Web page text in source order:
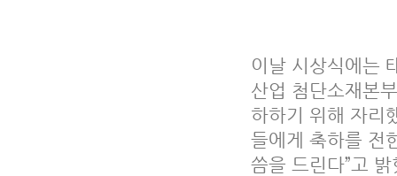
이날 시상식에는
산업 첨단소재본
하하기 위해 자리
들에게 축하를 전
씀을 드린다”고 밝